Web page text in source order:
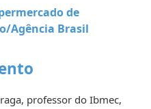
de
Agência Brasil
professor do Ibmec,